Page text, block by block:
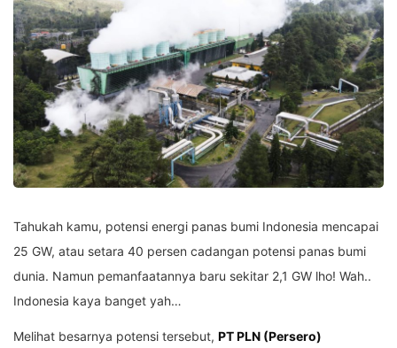
Tahukah kamu, potensi energi panas bumi Indonesia mencapai
25 GW, atau setara 40 persen cadangan potensi panas bumi
dunia. Namun pemanfaatannya baru sekitar 2,1 GW lho! Wah..
Indonesia kaya banget yah…
Melihat besarnya potensi tersebut, PT PLN (Persero)